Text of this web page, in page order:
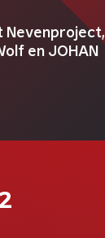
Nevenproject,
en JOHAN